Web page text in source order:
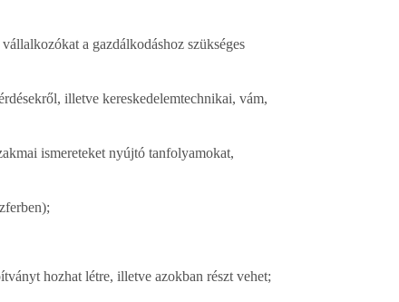
a gazdálkodáshoz szükséges
illetve kereskedelemtechnikai, vám,
ismereteket nyújtó tanfolyamokat,
hozhat létre, illetve azokban részt vehet;